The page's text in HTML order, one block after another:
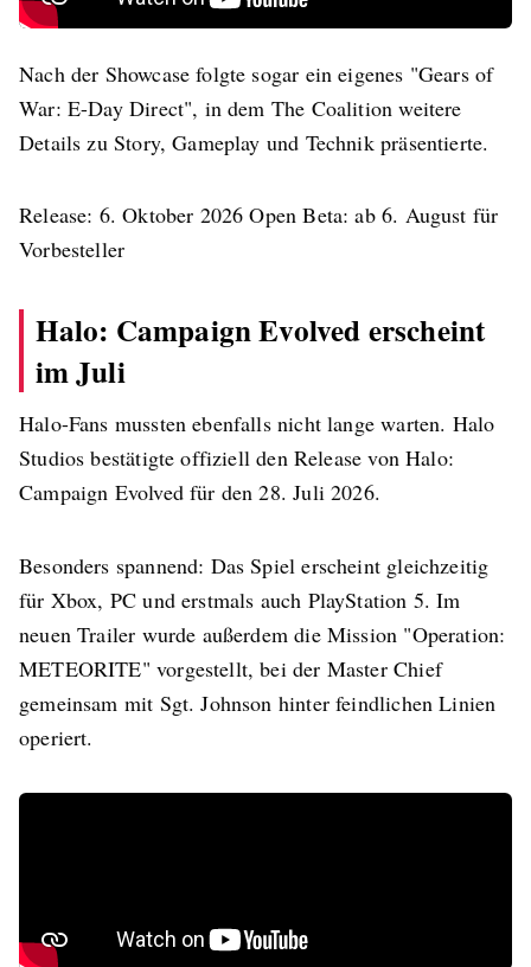
Nach der Showcase folgte sogar ein eigenes "Gears of
War: E-Day Direct", in dem The Coalition weitere
Details zu Story, Gameplay und Technik präsentierte.
Release: 6. Oktober 2026 Open Beta: ab 6. August für
Vorbesteller
Halo: Campaign Evolved erscheint
im Juli
Halo-Fans mussten ebenfalls nicht lange warten. Halo
Studios bestätigte offiziell den Release von Halo:
Campaign Evolved für den 28. Juli 2026.
Besonders spannend: Das Spiel erscheint gleichzeitig
für Xbox, PC und erstmals auch PlayStation 5. Im
neuen Trailer wurde außerdem die Mission "Operation:
METEORITE" vorgestellt, bei der Master Chief
gemeinsam mit Sgt. Johnson hinter feindlichen Linien
operiert.